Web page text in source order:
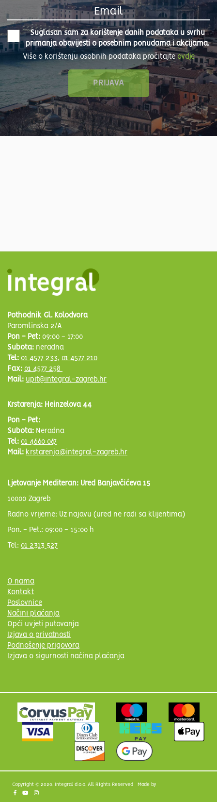
Suglasan sam za korištenje danih podataka u svrhu
primanja obavijesti o posebnim ponudama i akcijama.
Više o korištenju osobnih podataka pročitajteovdje
Pothodnik Gl. Kolodvora
Paromlinska 2/A
Pon - Pet: 09:00 - 17:00
Subota: neradna
Tel: 01 4577 233, 01 4577 210
Fax: 01 4577 258
Mail: upit@integral-zagreb.hr
Krstarenja: Heinzelova 44
Pon - Pet:
Subota: Neradna
Tel: 01 4660 067
Mail: krstarenja@integral-zagreb.hr
Ljetovanje Mediteran: Ured Banjavčićeva 15
10000 Zagreb
Radno vrijeme: Uz najavu (ured ne radi sa klijentima)
Pon. - Pet.: 09:00 - 15:00 h
Tel: 01 2313 527
O nama
Kontakt
Poslovnice
Načini plaćanja
Opći uvjeti putovanja
Izjava o privatnosti
Podnošenje prigovora
Izjava o sigurnosti načina plaćanja
Copyright © 2020. Integral d.o.o. All Rights Reserved Made by